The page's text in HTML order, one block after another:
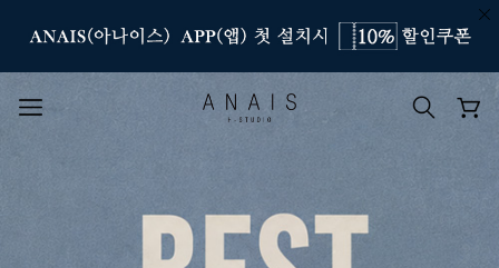
#신상7%할인 #아나이스 제작